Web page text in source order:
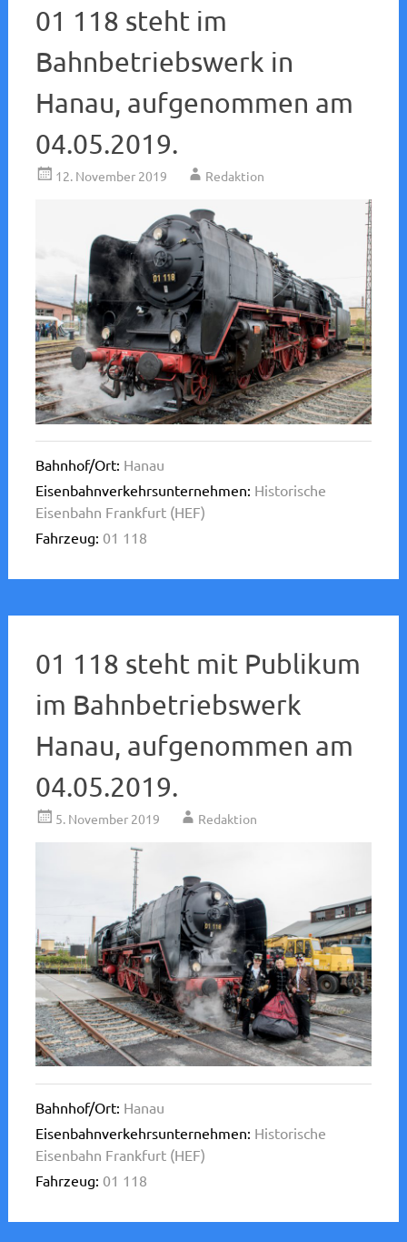
01 118 steht im
Bahnbetriebswerk in
Hanau, aufgenommen am
04.05.2019.
12. November 2019 Redaktion
Bahnhof/Ort: Hanau
Eisenbahnverkehrsunternehmen: Historische
Eisenbahn Frankfurt (HEF)
Fahrzeug: 01 118
01 118 steht mit Publikum
im Bahnbetriebswerk
Hanau, aufgenommen am
04.05.2019.
5. November 2019 Redaktion
Bahnhof/Ort: Hanau
Eisenbahnverkehrsunternehmen: Historische
Eisenbahn Frankfurt (HEF)
Fahrzeug: 01 118